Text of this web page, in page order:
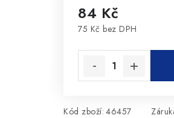
84 Kč
75 Kč bez DPH
Kód zboží: 46457